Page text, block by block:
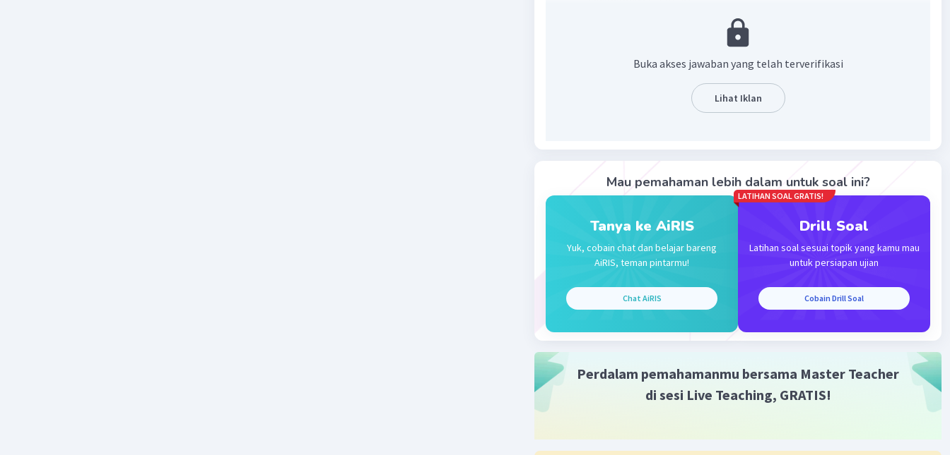
Beri Rating·5.0(2) Balas
Buka akses jawaban yang telah terverifikasi
Lihat Iklan
Mau pemahaman lebih dalam untuk soal ini?
Tanya ke AiRIS
Yuk, cobain chat dan belajar bareng
AiRIS, teman pintarmu!
Chat AiRIS
LATIHAN SOAL GRATIS!
Drill Soal
Latihan soal sesuai topik yang kamu mau
untuk persiapan ujian
Cobain Drill Soal
Perdalam pemahamanmu bersama Master Teacher
di sesi Live Teaching, GRATIS!